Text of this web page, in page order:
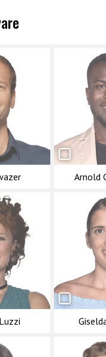
Arnold